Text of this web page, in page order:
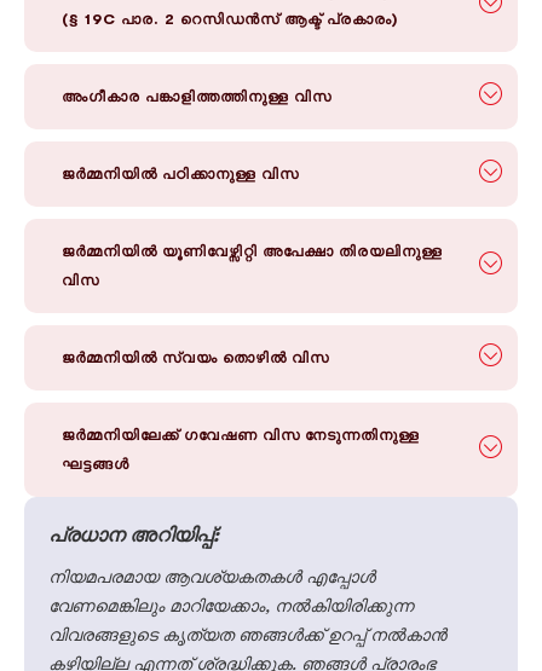
(§ 19C പാര. 2 റെസിഡൻസ് ആക്ട് പ്രകാരം)
അംഗീകാര പങ്കാളിത്തത്തിനുള്ള വിസ
ജർമ്മനിയിൽ പഠിക്കാനുള്ള വിസ
ജർമ്മനിയിൽ യൂണിവേഴ്സിറ്റി അപേക്ഷാ തിരയലിനുള്ള
വിസ
ജർമ്മനിയിൽ സ്വയം തൊഴിൽ വിസ
ജർമ്മനിയിലേക്ക് ഗവേഷണ വിസ നേടുന്നതിനുള്ള
ഘട്ടങ്ങൾ
പ്രധാന അറിയിപ്പ്:
നിയമപരമായ ആവശ്യകതകൾ എപ്പോൾ
വേണമെങ്കിലും മാറിയേക്കാം, നൽകിയിരിക്കുന്ന
വിവരങ്ങളുടെ കൃത്യത ഞങ്ങൾക്ക് ഉറപ്പ് നൽകാൻ
കഴിയില്ല എന്നത് ശ്രദ്ധിക്കുക. ഞങ്ങൾ പ്രാരംഭ